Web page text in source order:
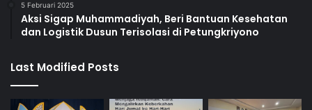
5 Februari 2025
Aksi Sigap Muhammadiyah, Beri Bantuan Kesehatan
dan Logistik Dusun Terisolasi di Petungkriyono
Last Modified Posts